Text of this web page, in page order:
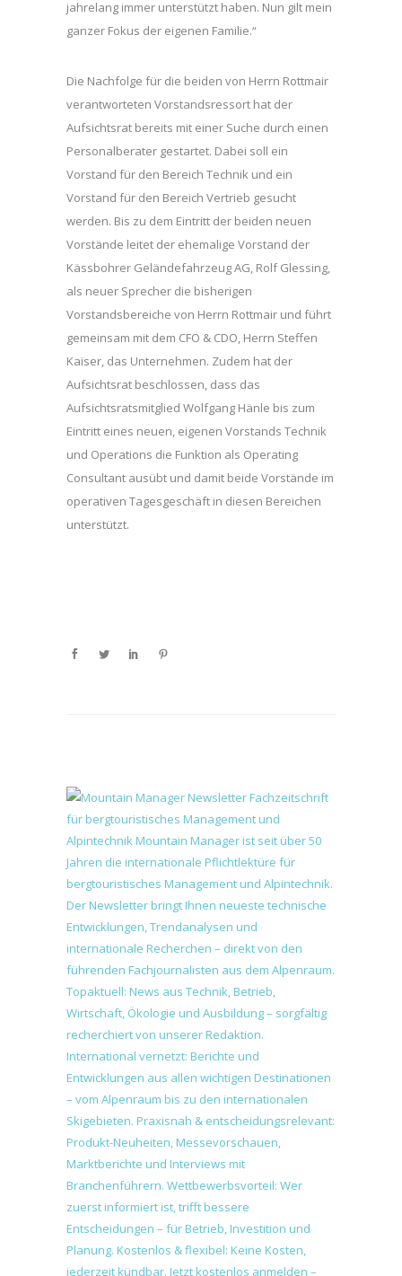
jahrelang immer unterstützt haben. Nun gilt mein
ganzer Fokus der eigenen Familie.“
Die Nachfolge für die beiden von Herrn Rottmair
verantworteten Vorstandsressort hat der
Aufsichtsrat bereits mit einer Suche durch einen
Personalberater gestartet. Dabei soll ein
Vorstand für den Bereich Technik und ein
Vorstand für den Bereich Vertrieb gesucht
werden. Bis zu dem Eintritt der beiden neuen
Vorstände leitet der ehemalige Vorstand der
Kässbohrer Geländefahrzeug AG, Rolf Glessing,
als neuer Sprecher die bisherigen
Vorstandsbereiche von Herrn Rottmair und führt
gemeinsam mit dem CFO & CDO, Herrn Steffen
Kaiser, das Unternehmen. Zudem hat der
Aufsichtsrat beschlossen, dass das
Aufsichtsratsmitglied Wolfgang Hänle bis zum
Eintritt eines neuen, eigenen Vorstands Technik
und Operations die Funktion als Operating
Consultant ausübt und damit beide Vorstände im
operativen Tagesgeschäft in diesen Bereichen
unterstützt.